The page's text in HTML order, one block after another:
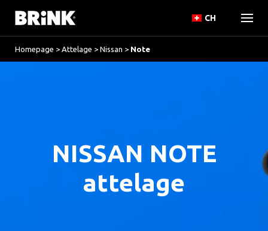
CH
Homepage > Attelage > Nissan > Note
NISSAN NOTE
attelage